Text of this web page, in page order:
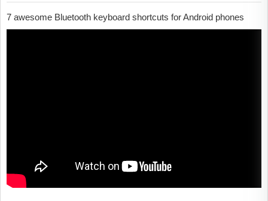
7 awesome Bluetooth keyboard shortcuts for Android phones